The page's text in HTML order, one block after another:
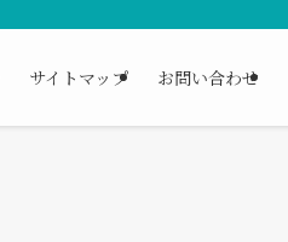
サイトマップ お問い合わせ